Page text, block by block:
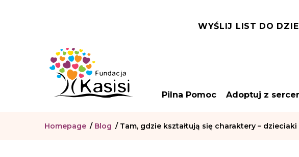
WYŚLIJ LIST DO
Pilna Pomoc Adoptuj z
Homepage / Blog / Tam, gdzie kształtują się charaktery – dzieciaki